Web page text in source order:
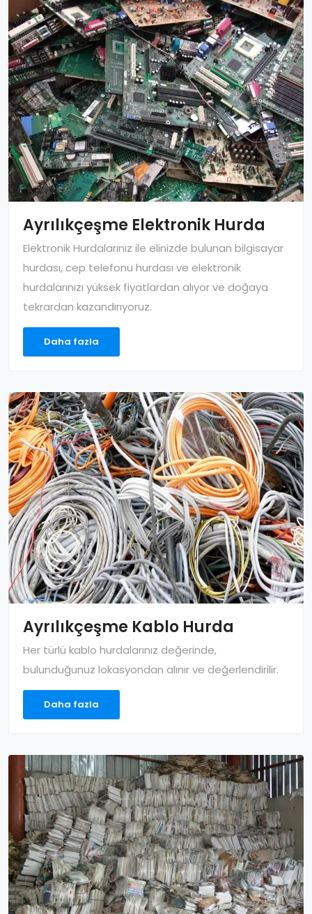
Ayrılıkçeşme Elektronik Hurda
Elektronik Hurdalarınız ile elinizde bulunan bilgisayar
hurdası, cep telefonu hurdası ve elektronik
hurdalarınızı yüksek fiyatlardan alıyor ve doğaya
tekrardan kazandırıyoruz.
Daha fazla
Ayrılıkçeşme Kablo Hurda
Her türlü kablo hurdalarınız değerinde,
bulunduğunuz lokasyondan alınır ve değerlendirilir.
Daha fazla